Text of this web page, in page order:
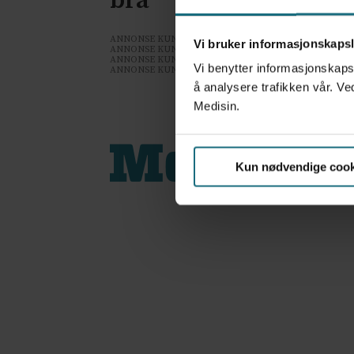
Vi bruker
Vi benytter
å analysere trafikken vår.
Medisin.
Kun nødvendige
ANNONSE KUN FOR HELSEPERSONELL
ANNONSE KUN FOR HELSEPERSONELL
ANNONSE KUN FOR HELSEPERSONELL
ANNONSE KUN FOR HELSEPERSONELL